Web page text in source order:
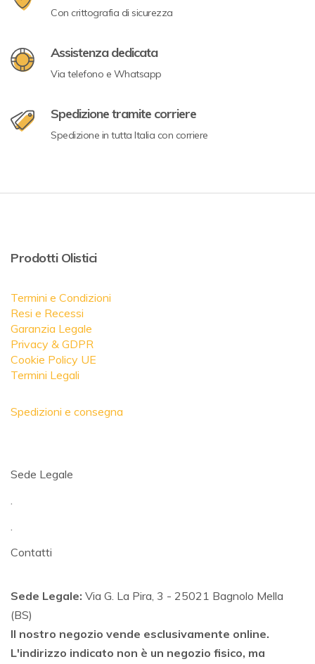
Con crittografia di sicurezza
Assistenza dedicata
Via telefono e Whatsapp
Spedizione tramite corriere
Spedizione in tutta Italia con corriere
Prodotti Olistici
Termini e Condizioni
Resi e Recessi
Garanzia Legale
Privacy & GDPR
Cookie Policy UE
Termini Legali
Spedizioni e consegna
Sede Legale
.
.
Contatti
Sede Legale: Via G. La Pira, 3 - 25021 Bagnolo Mella
(BS)
Il nostro negozio vende esclusivamente online.
L'indirizzo indicato non è un negozio fisico, ma